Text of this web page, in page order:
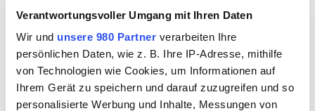
Verantwortungsvoller Umgang mit Ihren Daten
Wir und unsere 980 Partner verarbeiten Ihre
persönlichen Daten, wie z. B. Ihre IP-Adresse, mithilfe
von Technologien wie Cookies, um Informationen auf
Ihrem Gerät zu speichern und darauf zuzugreifen und so
personalisierte Werbung und Inhalte, Messungen von
einhellig gutgeheißen.
Weiterlesen